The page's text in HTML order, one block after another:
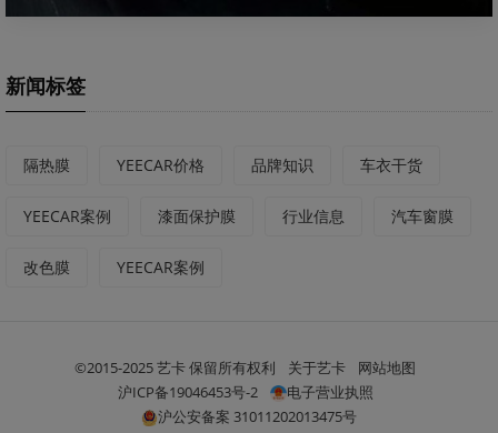
新闻标签
隔热膜 YEECAR价格 品牌知识 车衣干货
YEECAR案例 漆面保护膜 行业信息 汽车窗膜
改色膜 YEECAR案例
©2015-2025 艺卡 保留所有权利 关于艺卡
网站地图
沪ICP备19046453号-2
电子营业执照
沪公安备案 31011202013475号